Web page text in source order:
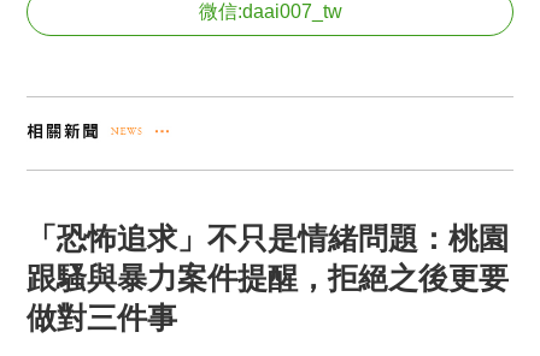
微信:daai007_tw
「恐怖追求」不只是情緒問題：桃園
跟騷與暴力案件提醒，拒絕之後更要
做對三件事